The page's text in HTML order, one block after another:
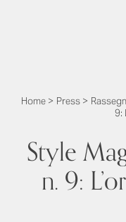
Home > Press >
9:
Style
n. 9: